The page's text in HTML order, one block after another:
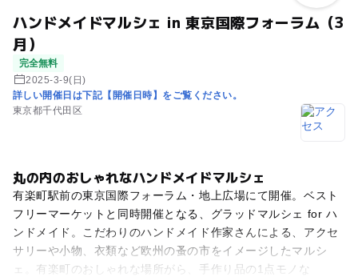
ハンドメイドマルシェ in 東京国際フォーラム（3
月）
完全無料
2025-3-9(日)
詳しい開催日は下記【開催日時】をご覧ください。
東京都千代田区
丸の内のおしゃれなハンドメイドマルシェ
有楽町駅前の東京国際フォーラム・地上広場にて開催。ベスト
フリーマーケットと同時開催となる、グラッドマルシェ for ハ
ンドメイド。こだわりのハンドメイド作家さんによる、アクセ
サリーや小物、衣類など欧州の蚤の市をイメージしたマルシ
ェ。有楽町のおしゃれな場所がら、手作り品の1点モノな